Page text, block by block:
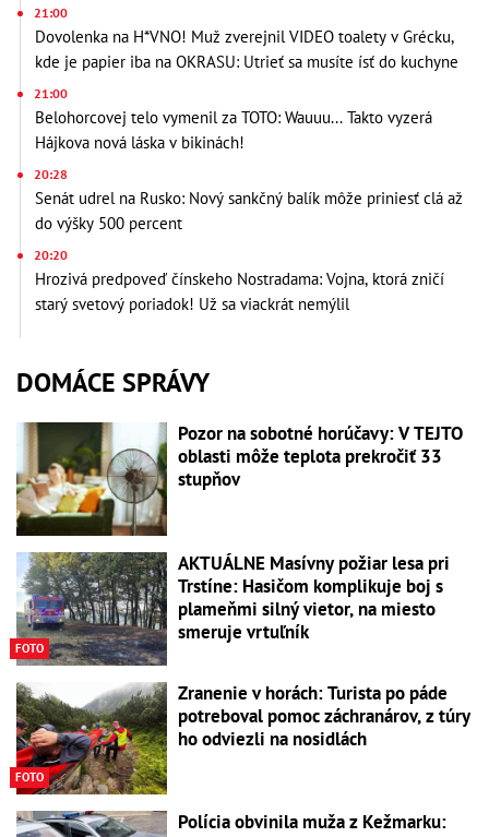
21:00
Dovolenka na H*VNO! Muž zverejnil VIDEO toalety v Grécku,
kde je papier iba na OKRASU: Utrieť sa musíte ísť do kuchyne
21:00
Belohorcovej telo vymenil za TOTO: Wauuu... Takto vyzerá
Hájkova nová láska v bikinách!
20:28
Senát udrel na Rusko: Nový sankčný balík môže priniesť clá až
do výšky 500 percent
20:20
Hrozivá predpoveď čínskeho Nostradama: Vojna, ktorá zničí
starý svetový poriadok! Už sa viackrát nemýlil
DOMÁCE SPRÁVY
Pozor na sobotné horúčavy: V TEJTO
oblasti môže teplota prekročiť 33
stupňov
FOTO
AKTUÁLNE Masívny požiar lesa pri
Trstíne: Hasičom komplikuje boj s
plameňmi silný vietor, na miesto
smeruje vrtuľník
FOTO
Zranenie v horách: Turista po páde
potreboval pomoc záchranárov, z túry
ho odviezli na nosidlách
Polícia obvinila muža z Kežmarku: